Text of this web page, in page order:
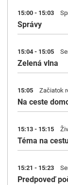
15:00 - 15:03
Správy
15:04 - 15:05
Zelená vlna
15:05 Začiatok
Na ceste
15:13 - 15:15
Téma na
15:21 - 15:23
Predpoveď